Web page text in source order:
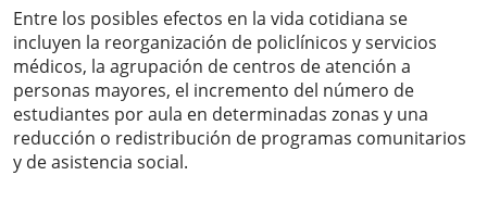
Entre los posibles efectos en la vida cotidiana se
incluyen la reorganización de policlínicos y servicios
médicos, la agrupación de centros de atención a
personas mayores, el incremento del número de
estudiantes por aula en determinadas zonas y una
reducción o redistribución de programas comunitarios
y de asistencia social.